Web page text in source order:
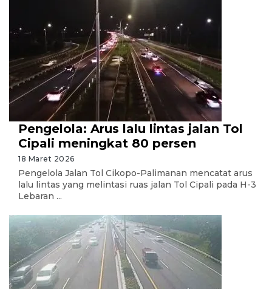
Pengelola: Arus lalu lintas jalan Tol
Cipali meningkat 80 persen
18 Maret 2026
Pengelola Jalan Tol Cikopo-Palimanan mencatat arus
lalu lintas yang melintasi ruas jalan Tol Cipali pada H-3
Lebaran ...